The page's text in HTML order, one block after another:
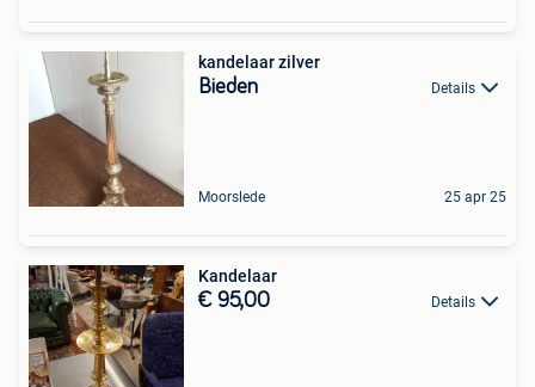
kandelaar zilver
Bieden Details
Moorslede 25 apr 25
Kandelaar
€ 95,00 Details